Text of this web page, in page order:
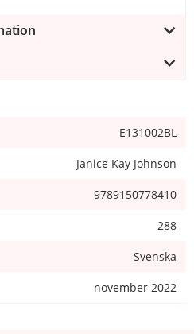
E131002BL
Janice Kay Johnson
9789150778410
288
Svenska
november 2022